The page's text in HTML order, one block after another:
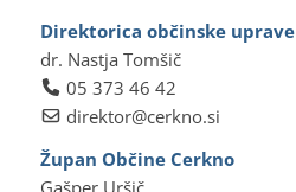
Direktorica občinske uprave
dr. Nastja Tomšič
05 373 46 42
direktor@cerkno.si
Župan Občine Cerkno